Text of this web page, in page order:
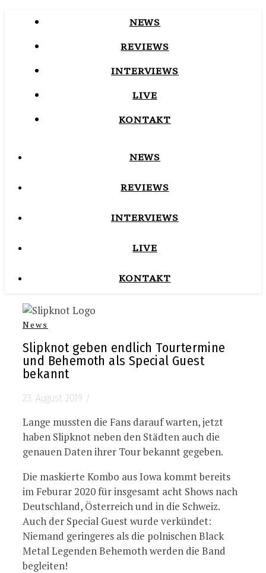
NEWS
REVIEWS
INTERVIEWS
LIVE
KONTAKT
NEWS
REVIEWS
INTERVIEWS
LIVE
KONTAKT
News
Slipknot geben endlich Tourtermine
und Behemoth als Special Guest
bekannt
23. August 2019 /
Lange mussten die Fans darauf warten, jetzt
haben Slipknot neben den Städten auch die
genauen Daten ihrer Tour bekannt gegeben.
Die maskierte Kombo aus Iowa kommt bereits
im Feburar 2020 für insgesamt acht Shows nach
Deutschland, Österreich und in die Schweiz.
Auch der Special Guest wurde verkündet:
Niemand geringeres als die polnischen Black
Metal Legenden Behemoth werden die Band
begleiten!